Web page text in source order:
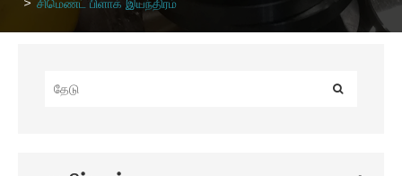
சிமெண்ட் பிளாக் இயந்திரம்